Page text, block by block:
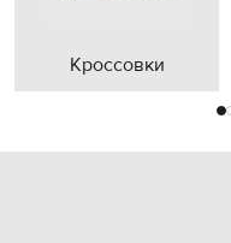
Кроссовки